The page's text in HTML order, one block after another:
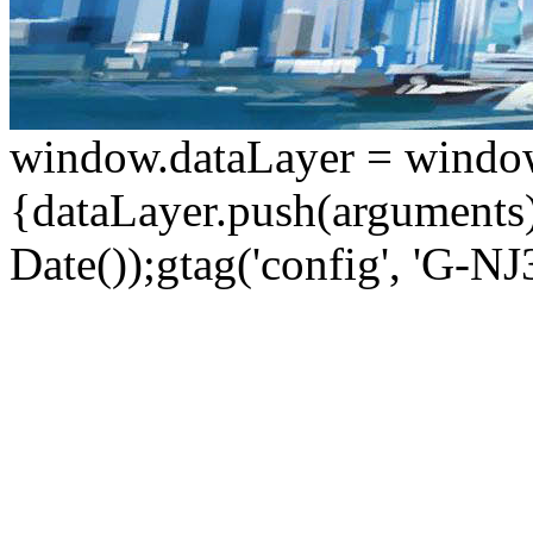
window.dataLayer =
Date());gtag('config', 'G-